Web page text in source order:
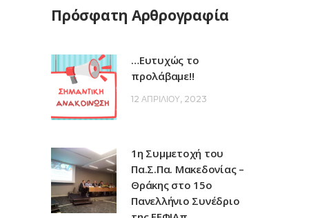
Πρόσφατη Αρθρογραφία
…Ευτυχώς το
προλάβαμε!!
12 ΑΠΡΙΛΊΟΥ, 2023
1η Συμμετοχή του
Πα.Σ.Πα. Μακεδονίας –
Θράκης στο 15ο
Πανελλήνιο Συνέδριο